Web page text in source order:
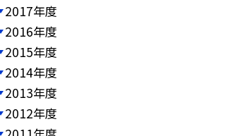
2017年度
2016年度
2015年度
2014年度
2013年度
2012年度